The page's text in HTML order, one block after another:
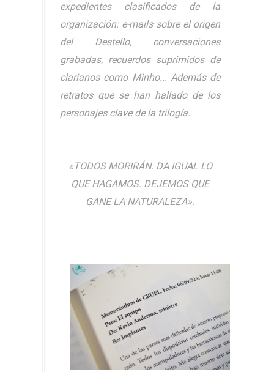
expedientes clasificados de la
organización: e-mails sobre el origen
del Destello, conversaciones
grabadas, recuerdos suprimidos de
clarianos como Minho... Además de
retratos que se han hallado de los
personajes clave de la trilogía.
«TODOS MORIRÁN. DA IGUAL LO
QUE HAGAMOS. DEJEMOS QUE
GANE LA NATURALEZA».